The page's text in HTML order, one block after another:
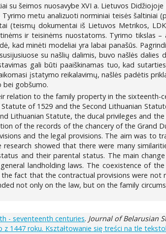
šeimos nuosavybe XVI a. Lietuvos
metu analizuoti norminiai teisės šaltiniai
(teismų dokumentai iš Lietuvos Metrikos,
ir teisinėms nuostatoms. Tyrimo tikslas
kad minėti modeliai yra labai panašūs.
su našlių dalimis, buvo našlės dalies
gali būti paaiškinamas tuo, kad
įstatymo reikalavimų, našlės padėtis
bei gobšumo.
to the family property in the sixteenth-
of 1529 and the Second Lithuanian
Lithuanian Statute, the ducal privileges and
of the records of the chancery of the Grand
and the legal provisions. The aim was to
showed that there were many
and their parental status. The main
landholding laws. The coexistence of
fact that the contractual provisions were not
not only on the law, but on the family
- seventeenth centuries. Journal of Belarusian
z 1447 roku. Kształtowanie się treści na tle